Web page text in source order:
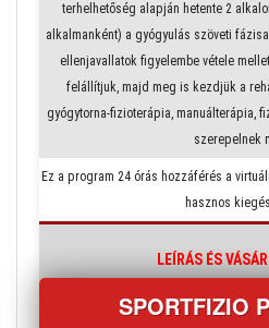
terhelhetőség alapján hetente 2
alkalmanként) a gyógyulás szöveti
ellenjavallatok figyelembe vétele
felállítjuk, majd meg is kezdjük a
gyógytorna-fizioterápia, manuálterápia,
szerepelnek
Ez a program 24 órás hozzáférés a
hasznos
LEÍRÁS ÉS
SPORTFIZIO